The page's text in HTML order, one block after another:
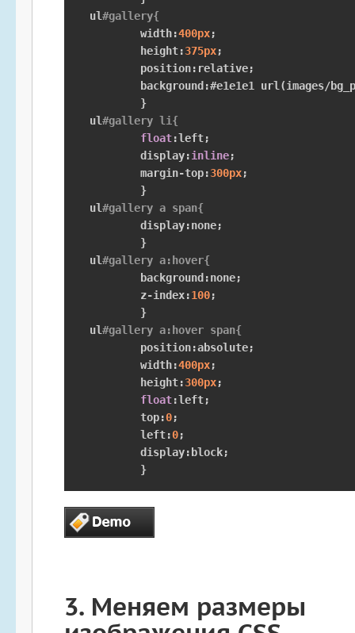
ul#gallery{
	width
:400px;
	height
:375px;
	position
: relative;
	background
:#e1e1e1 url (images/
}
ul#gallery li{
float:left;
	display
:inline;
	margin
-top:300px;
}
ul#gallery a span{
	display
:none;
}
ul#gallery a:hover{
	background
:none;
	z
-index:100;
}
ul#gallery a:hover span{
	position
:absolute;
	width
:400px;
	height
:300px;
float:left;
	top
:0;
	left
:0;
	display
: block;
}
3.Меняем размеры